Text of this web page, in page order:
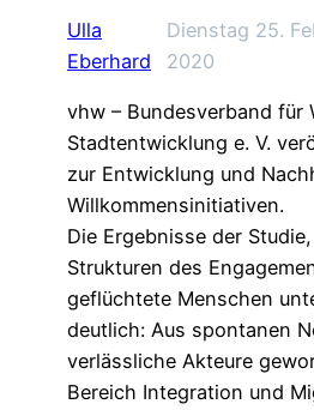
Ulla
Eberhard
Dienstag 25.
2020
vhw – Bundesverband für
Stadtentwicklung e. V.
zur Entwicklung und
Willkommensinitiativen.
Die Ergebnisse der
Strukturen des
geflüchtete Menschen
deutlich: Aus spontanen
verlässliche Akteure
Bereich Integration und